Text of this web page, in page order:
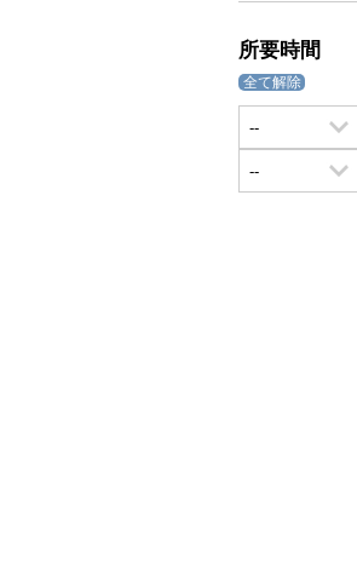
所要時間
全て解除